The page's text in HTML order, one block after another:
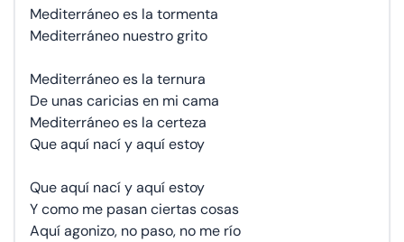
Mediterráneo es la tormenta
Mediterráneo nuestro grito
Mediterráneo es la ternura
De unas caricias en mi cama
Mediterráneo es la certeza
Que aquí nací y aquí estoy
Que aquí nací y aquí estoy
Y como me pasan ciertas cosas
Aquí agonizo, no paso, no me río